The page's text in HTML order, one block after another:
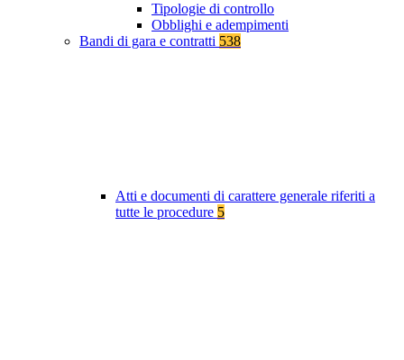
Tipologie di controllo
Obblighi e adempimenti
Bandi di gara e contratti 538
Atti e documenti di carattere generale riferiti a
tutte le procedure 5